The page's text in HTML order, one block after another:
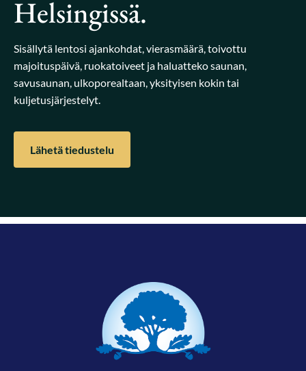
Helsingissä.
Sisällytä lentosi ajankohdat, vierasmäärä, toivottu
majoituspäivä, ruokatoiveet ja haluatteko saunan,
savusaunan, ulkoporealtaan, yksityisen kokin tai
kuljetusjärjestelyt.
Lähetä tiedustelu